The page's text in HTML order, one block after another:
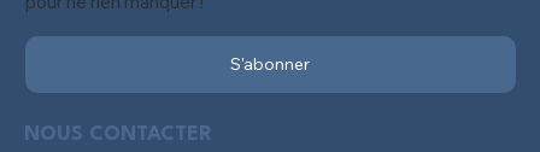
NOUS CONTACTER
S'abonner